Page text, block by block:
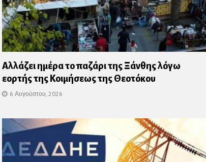
Αλλάζει ημέρα το παζάρι της Ξάνθης λόγω
εορτής της Κοιμήσεως της Θεοτόκου
6 Αυγούστου, 2026